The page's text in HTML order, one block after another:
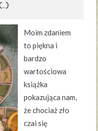
Moim zdaniem
to piękna i
bardzo
wartościowa
książka
pokazująca nam,
że chociaż zło
czai się